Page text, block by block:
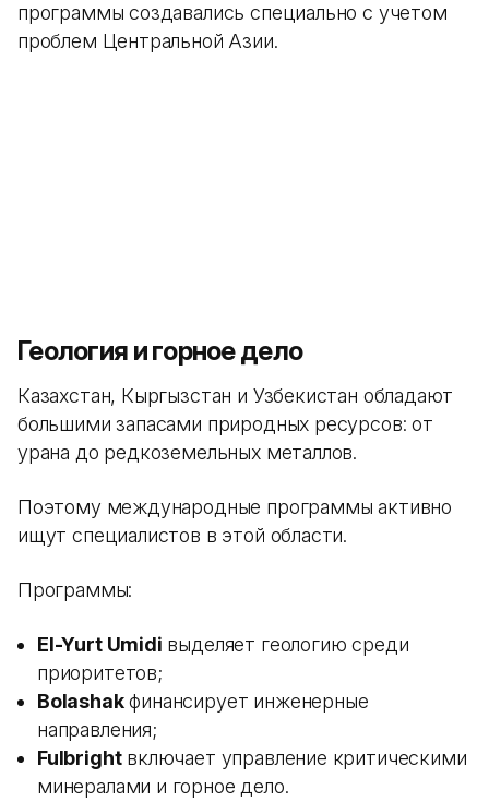
программы создавались специально с учетом
проблем Центральной Азии.
Геология и горное дело
Казахстан, Кыргызстан и Узбекистан обладают
большими запасами природных ресурсов: от
урана до редкоземельных металлов.
Поэтому международные программы активно
ищут специалистов в этой области.
Программы:
El-Yurt Umidi выделяет геологию среди
приоритетов;
Bolashakфинансирует инженерные
направления;
Fulbrightвключает управление критическими
минералами и горное дело.